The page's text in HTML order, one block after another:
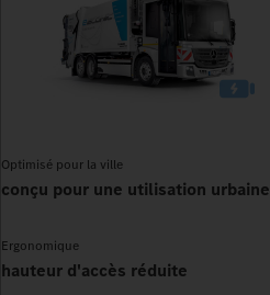
Optimisé pour la ville
conçu pour une utilisation urbaine
Ergonomique
hauteur d'accès réduite